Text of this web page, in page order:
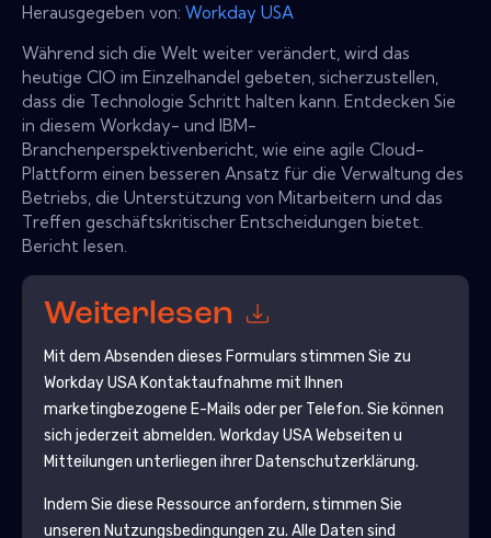
Herausgegeben von: Workday USA
Während sich die Welt weiter verändert, wird das
heutige CIO im Einzelhandel gebeten, sicherzustellen,
dass die Technologie Schritt halten kann. Entdecken Sie
in diesem Workday- und IBM-
Branchenperspektivenbericht, wie eine agile Cloud-
Plattform einen besseren Ansatz für die Verwaltung des
Betriebs, die Unterstützung von Mitarbeitern und das
Treffen geschäftskritischer Entscheidungen bietet.
Bericht lesen.
Weiterlesen
Mit dem Absenden dieses Formulars stimmen Sie zu
Workday USAKontaktaufnahme mit Ihnen
marketingbezogene E-Mails oder per Telefon. Sie können
sich jederzeit abmelden. Workday USAWebseiten u
Mitteilungen unterliegen ihrer Datenschutzerklärung.
Indem Sie diese Ressource anfordern, stimmen Sie
unseren Nutzungsbedingungen zu. Alle Daten sind